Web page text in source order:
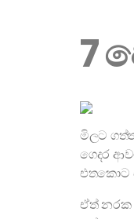
7
මිලට
ගෙදර
එතකොට
ඒත් නරක